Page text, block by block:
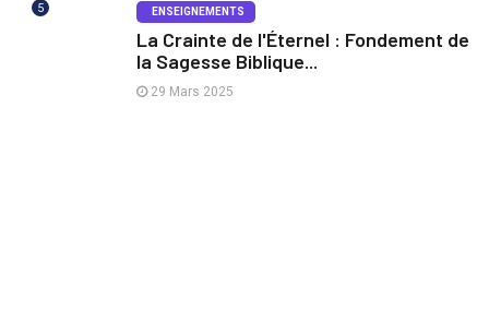
5 ENSEIGNEMENTS
La Crainte de l'Éternel : Fondement de
la Sagesse Biblique...
29 Mars 2025